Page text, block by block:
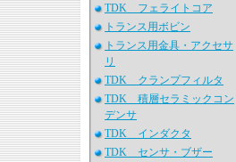
TDK フェライトコア
トランス用ボビン
トランス用金具・アクセサ
リ
TDK クランプフィルタ
TDK 積層セラミックコン
デンサ
TDK インダクタ
TDK センサ・ブザー